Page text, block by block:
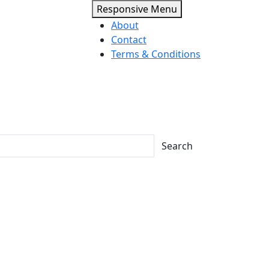
Responsive Menu
About
Contact
Terms & Conditions
Search